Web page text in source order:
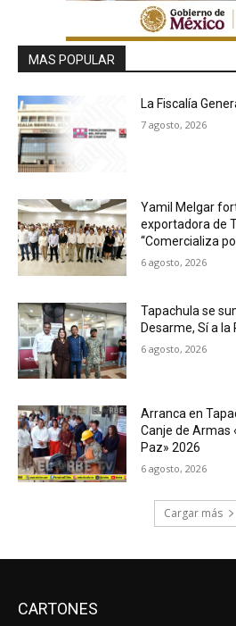
MAS POPULAR
La Fiscalía
7 agosto, 2026
Yamil Melgar
exportadora de
“Comercializa
6 agosto, 2026
Tapachula se
Desarme, Sí a la
6 agosto, 2026
Arranca en
Canje de Armas
Paz» 2026
6 agosto, 2026
Cargar más
CARTONES